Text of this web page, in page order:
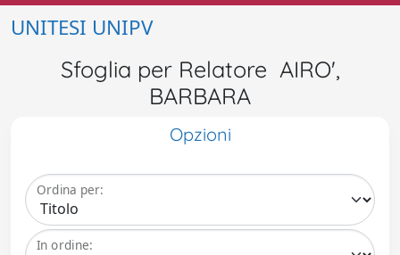
UNITESI UNIPV
Sfoglia per Relatore AIRO',
BARBARA
Opzioni
Ordina per:
In ordine: